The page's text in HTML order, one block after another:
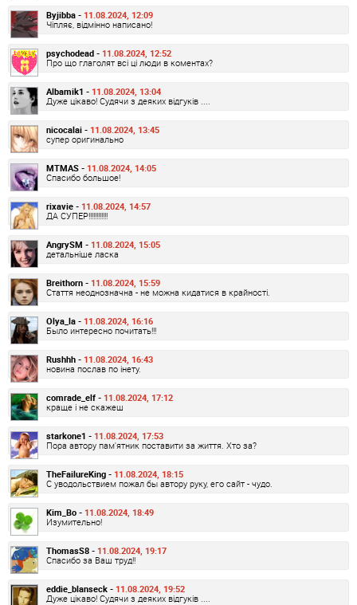
Byjibba - 11.08.2024, 12:09
Чіпляє, відмінно написано!
psychodead - 11.08.2024, 12:52
Про що глаголят всі ці люди в коментах?
Albamik1 - 11.08.2024, 13:04
Дуже цікаво! Судячи з деяких відгуків ....
nicocalai - 11.08.2024, 13:45
супер оригинально
MTMAS - 11.08.2024, 14:05
Спасибо большое!
rixavie - 11.08.2024, 14:57
ДА СУПЕР!!!!!!!!!!!!
AngrySM - 11.08.2024, 15:05
детальніше ласка
Breithorn - 11.08.2024, 15:59
Стаття неоднозначна - не можна кидатися в крайності.
Olya_la - 11.08.2024, 16:16
Было интересно почитать!!!
Rushhh - 11.08.2024, 16:43
новина послав по інету.
comrade_elf - 11.08.2024, 17:12
краще і не скажеш
starkone1 - 11.08.2024, 17:53
Пора автору пам'ятник поставити за життя. Хто за?
TheFailureKing - 11.08.2024, 18:15
С уводольствием пожал бы автору руку, его сайт - чудо.
Kim_Bo - 11.08.2024, 18:49
Изумительно!
ThomasS8 - 11.08.2024, 19:17
Спасибо за Ваш труд!!
eddie_blanseck - 11.08.2024, 19:52
Дуже цікаво! Судячи з деяких відгуків ....